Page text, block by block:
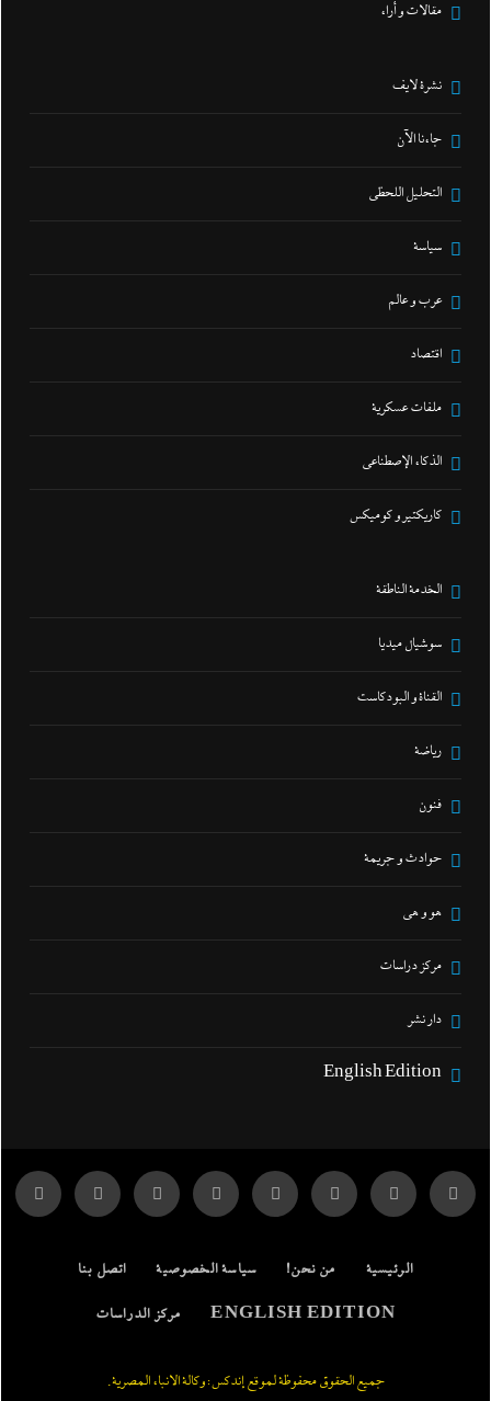
مقالات و أراء
نشرة لايف
جاءنا الآن
التحليل اللحظي
سياسة
عرب و عالم
اقتصاد
ملفات عسكرية
الذكاء الإصطناعي
كاريكتير و كوميكس
الخدمة الناطقة
سوشيال ميديا
القناة و البودكاست
رياضة
فنون
حوادث و جريمة
هو و هي
مركز دراسات
دار نشر
English Edition
الرئيسية من نحن! سياسة الخصوصية اتصل بنا
ENGLISH EDITION مركز الدراسات
جميع الحقوق محفوظة لموقع إندكس: وكالة الانباء المصرية.